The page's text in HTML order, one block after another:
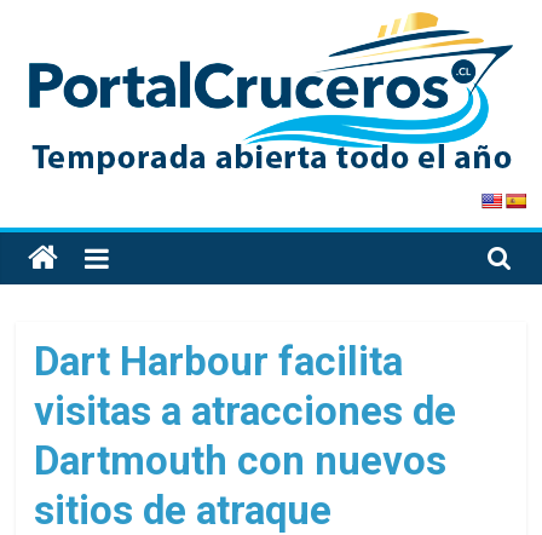
content
PortalCruceros
Toda
la
de
cruceros
en
solo
Dart Harbour facilita
visitas a atracciones de
Dartmouth con nuevos
sitios de atraque